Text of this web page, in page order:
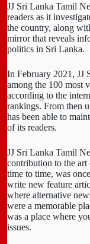
JJ Sri Lanka Tamil
readers as it
the country, along
mirror that reveals
politics in Sri Lanka.
In February 2021, JJ
among the 100 most
according to the
rankings. From then
has been able to
of its readers.
JJ Sri Lanka Tamil
contribution to the
time to time, was
write new feature
where alternative
were a memorable
was a place where
issues.